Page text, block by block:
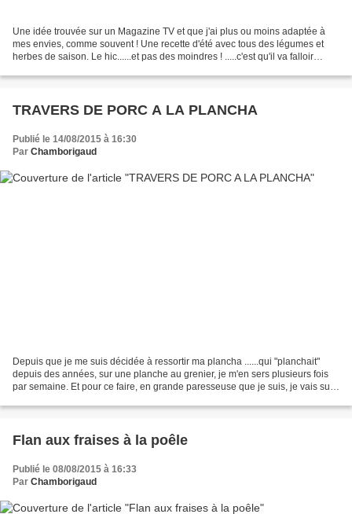
Une idée trouvée sur un Magazine TV et que j'ai plus ou moins adaptée à
mes envies, comme souvent ! Une recette d'été avec tous des légumes et
herbes de saison. Le hic......et pas des moindres ! .....c'est qu'il va falloir
TRAVERS DE PORC A LA PLANCHA
Publié le 14/08/2015 à 16:30
Par Chamborigaud
Depuis que je me suis décidée à ressortir ma plancha ......qui "planchait"
depuis des années, sur une planche au grenier, je m'en sers plusieurs fois
par semaine. Et pour ce faire, en grande paresseuse que je suis, je vais sur
Flan aux fraises à la poêle
Publié le 08/08/2015 à 16:33
Par Chamborigaud